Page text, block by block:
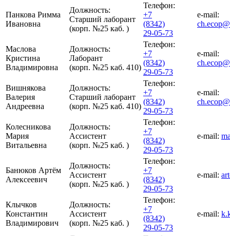
Панкова Римма
Ивановна
Должность:
Старший лаборант
(корп. №25 каб. )
Телефон:
+7
(8342)
29-05-73
e-mail:
Маслова
Кристина
Владимировна
Должность:
Лаборант
(корп. №25 каб. 410)
Телефон:
+7
(8342)
29-05-73
e-mail:
Вишнякова
Валерия
Андреевна
Должность:
Старший лаборант
(корп. №25 каб. 410)
Телефон:
+7
(8342)
29-05-73
e-mail:
Колесникова
Мария
Витальевна
Должность:
Ассистент
(корп. №25 каб. )
Телефон:
+7
(8342)
29-05-73
e-mail:
Банюков Артём
Алексеевич
Должность:
Ассистент
(корп. №25 каб. )
Телефон:
+7
(8342)
29-05-73
e-mail:
Клычков
Константин
Владимирович
Должность:
Ассистент
(корп. №25 каб. )
Телефон:
+7
(8342)
29-05-73
e-mail: